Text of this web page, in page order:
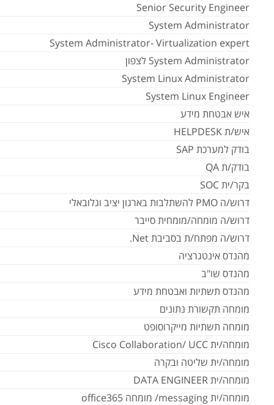
Senior Security Engineer
System Administrator
System Administrator- Virtualization expert
System Administrator לצפון
System Linux Administrator
System Linux Engineer
איש אבטחת מידע
איש/ת HELPDESK
בודק למערכת SAP
בודק/ת QA
בקר/ית SOC
דרוש/ה PMO להשתלבות בארגון יציב וגלובאלי
דרוש/ה מומחה/מומחית סייבר
דרוש/ה מפתח/ת בסביבת Net.
מהנדס אינטגרציה
מהנדס שו"ב
מהנדס תשתיות ואבטחת מידע
מומחה תקשורת נתונים
מומחה תשתיות מייקרוסופט
מומחה/ית Cisco Collaboration/ UCC
מומחה/ית שליטה ובקרה
מומחה/ית DATA ENGINEER
מומחה/ית messaging/ מומחה office365